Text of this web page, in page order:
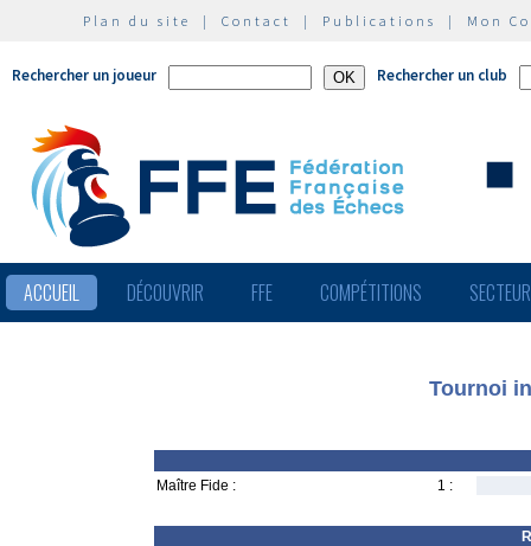
Plan du site | Contact | Publications | Mon
Rechercher un joueur Rechercher un club
ACCUEIL DÉCOUVRIR FFE COMPÉTITIONS
Tournoi
Maître Fide : 1 :